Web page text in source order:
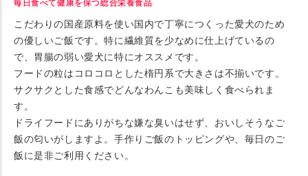
毎日食べて健康を保つ総合栄養食品
こだわりの国産原料を使い国内で丁寧につくった愛犬のため
の優しいご飯です。特に繊維質を少なめに仕上げているの
で、胃腸の弱い愛犬に特にオススメです。
フードの粒はコロコロとした楕円系で大きさは不揃いです。
サクサクとした食感でどんなわんこも美味しく食べられま
す。
ドライフードにありがちな嫌な臭いはせず、おいしそうなご
飯の匂いがしますよ。手作りご飯のトッピングや、毎日のご
飯に是非ご利用ください。